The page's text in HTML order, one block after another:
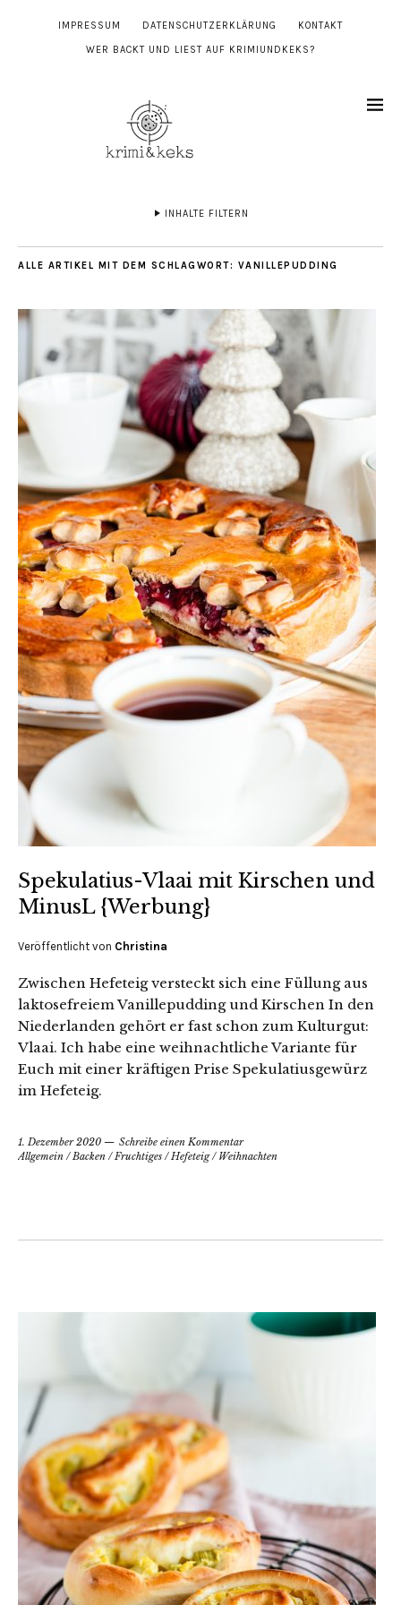
IMPRESSUM DATENSCHUTZERKLÄRUNG KONTAKT
WER BACKT UND LIEST AUF KRIMIUNDKEKS?
INHALTE FILTERN
ALLE ARTIKEL MIT DEM SCHLAGWORT: VANILLEPUDDING
Spekulatius-Vlaai mit Kirschen und
MinusL {Werbung}
Veröffentlicht von Christina
Zwischen Hefeteig versteckt sich eine Füllung aus
laktosefreiem Vanillepudding und Kirschen In den
Niederlanden gehört er fast schon zum Kulturgut:
Vlaai. Ich habe eine weihnachtliche Variante für
Euch mit einer kräftigen Prise Spekulatiusgewürz
im Hefeteig.
1. Dezember 2020
Schreibe einen Kommentar
Allgemein /Backen /Fruchtiges /Hefeteig/ Weihnachten